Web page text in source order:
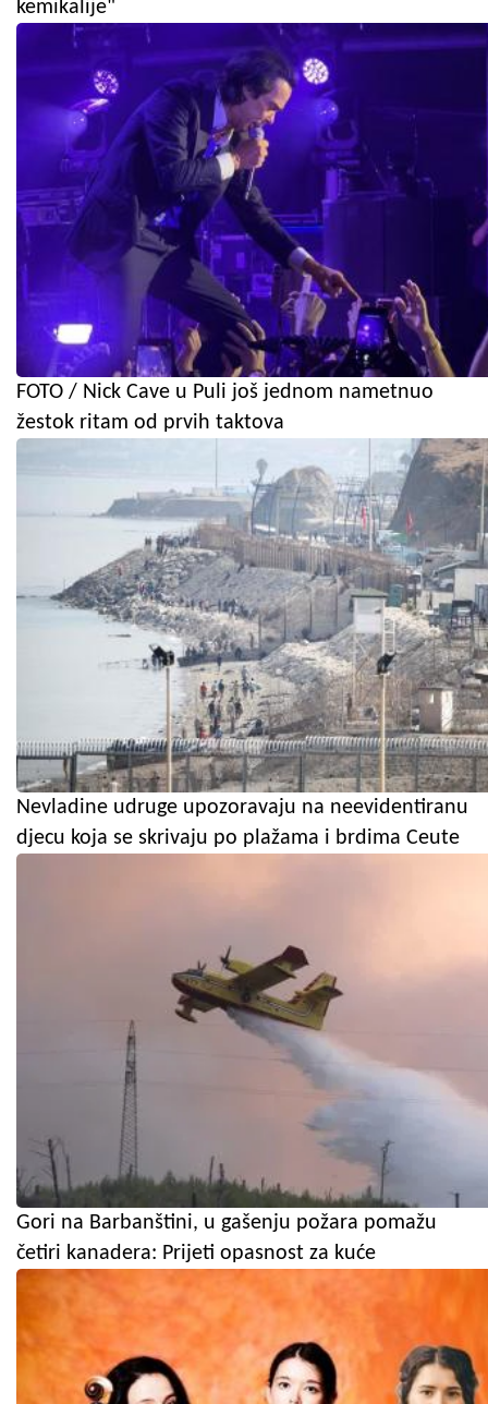
kemikalije"
FOTO / Nick Cave u Puli još jednom nametnuo
žestok ritam od prvih taktova
Nevladine udruge upozoravaju na neevidentiranu
djecu koja se skrivaju po plažama i brdima Ceute
Gori na Barbanštini, u gašenju požara pomažu
četiri kanadera: Prijeti opasnost za kuće